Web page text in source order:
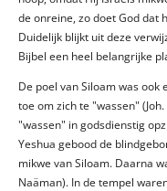
de onreine, zo doet God dat
Duidelijk blijkt uit deze
Bijbel een heel belangrijke
De poel van Siloam was
toe om zich te "wassen"
"wassen" in godsdienstig
Yeshua gebood de
mikwe van Siloam. Daarna
Naäman). In de tempel